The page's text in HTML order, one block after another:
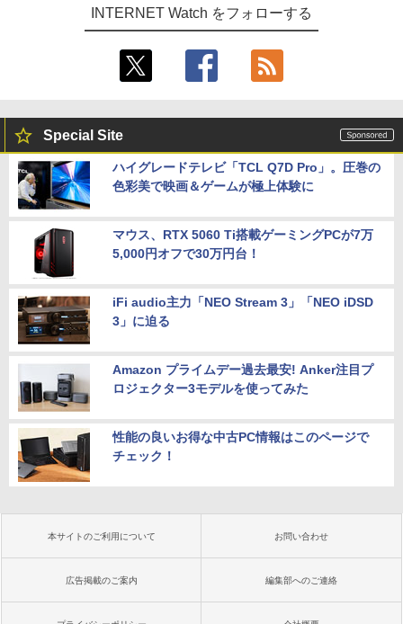
INTERNET Watch をフォローする
Special Site
ハイグレードテレビ「TCL Q7D Pro」。圧巻の
色彩美で映画＆ゲームが極上体験に
マウス、RTX 5060 Ti搭載ゲーミングPCが7万
5,000円オフで30万円台！
iFi audio主力「NEO Stream 3」「NEO iDSD
3」に迫る
Amazon プライムデー過去最安! Anker注目プ
ロジェクター3モデルを使ってみた
性能の良いお得な中古PC情報はこのページで
チェック！
本サイトのご利用について お問い合わせ
広告掲載のご案内 編集部へのご連絡